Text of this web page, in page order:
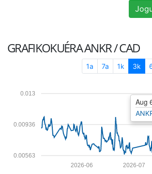
GRAFIKOKUÉRAANKR / CAD
1a 7a 1k 3k
0.00563
0.00936
0.013
2026-07
2026-06
Aug